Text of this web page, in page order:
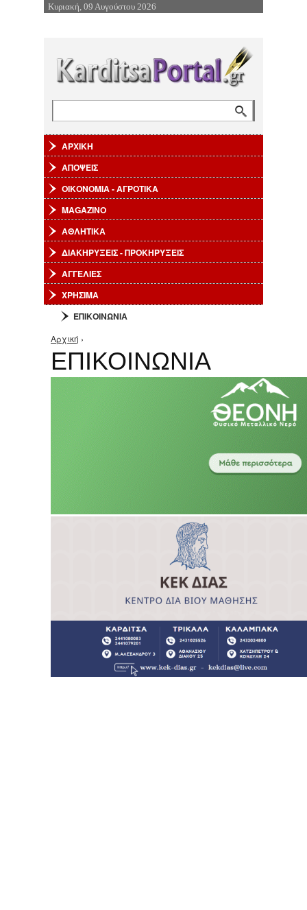
Επιστροφή στην Πλοήγηση
Κυριακή, 09 Αυγούστου 2026
ΑΡΧΙΚΗ
ΑΠΟΨΕΙΣ
ΟΙΚΟΝΟΜΙΑ - ΑΓΡΟΤΙΚΑ
MAGAZINO
ΑΘΛΗΤΙΚΑ
ΔΙΑΚΗΡΥΞΕΙΣ - ΠΡΟΚΗΡΥΞΕΙΣ
ΑΓΓΕΛΙΕΣ
ΧΡΗΣΙΜΑ
ΕΠΙΚΟΙΝΩΝΙΑ
Είστε εδώ
Αρχική ›
ΕΠΙΚΟΙΝΩΝΙΑ